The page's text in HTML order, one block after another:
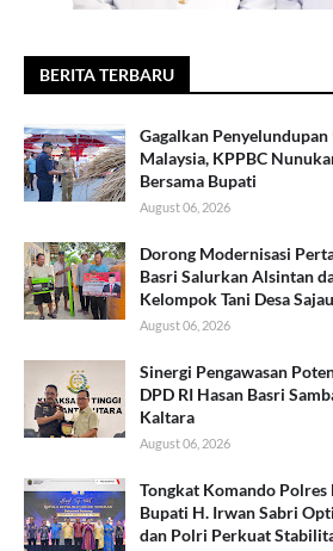
BERITA TERBARU
Gagalkan Penyelundupan
Malaysia, KPPBC
Bersama Bupati
August 06, 2026
Dorong Modernisasi
Basri Salurkan Alsintan
Kelompok Tani Desa Sajau
August 06, 2026
Sinergi Pengawasan
DPD RI Hasan Basri
Kaltara
August 06, 2026
Tongkat Komando
Bupati H. Irwan Sabri
dan Polri Perkuat